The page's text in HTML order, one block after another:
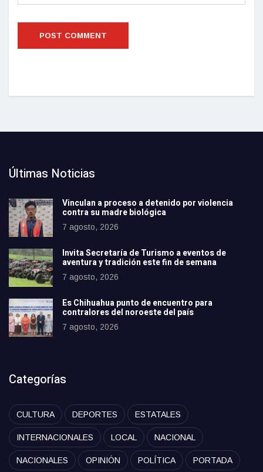
Últimas Noticias
Vinculan a proceso a detenido por violencia
contra su madre biológica
7 agosto, 2026
Invita Secretaría de Turismo a eventos de
aventura y tradición este fin de semana
7 agosto, 2026
Es Chihuahua punto de encuentro para
contralores del noroeste del país
7 agosto, 2026
Categorías
CULTURA DEPORTES ESTATALES
INTERNACIONALES LOCAL NACIONAL
NACIONALES OPINIÓN POLÍTICA PORTADA